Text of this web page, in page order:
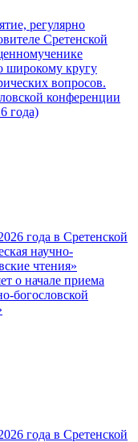
регулярно
Сретенской
широкому кругу
вопросов.
конференции
года)
года в Сретенской
научно-
чтения»
о начале приема
богословской
года в Сретенской